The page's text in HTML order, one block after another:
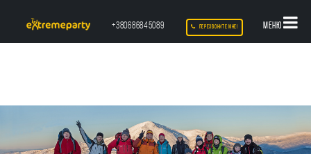
+380686845089 ПЕРЕЗВОНИТЕ МНЕ! МЕНЮ